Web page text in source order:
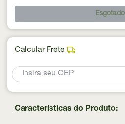
Esgotado
Calcular Frete
Características do Produto: